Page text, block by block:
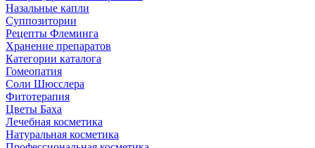
Назальные капли
Суппозитории
Рецепты Флеминга
Хранение препаратов
Категории каталога
Гомеопатия
Соли Шюсслера
Фитотерапия
Цветы Баха
Лечебная косметика
Натуральная косметика